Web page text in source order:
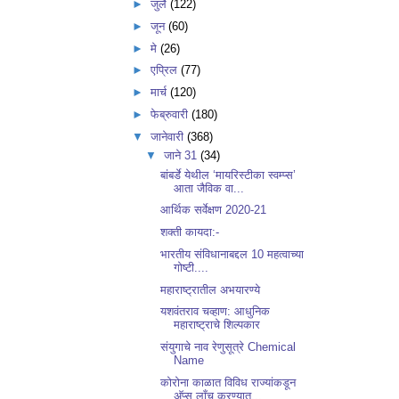
► जुलै (122)
► जून (60)
► मे (26)
► एप्रिल (77)
► मार्च (120)
► फेब्रुवारी (180)
▼ जानेवारी (368)
▼जाने 31(34)
बांबर्डे येथील ‘मायरिस्टीका स्वम्प्स’
आता जैविक वा...
आर्थिक सर्वेक्षण 2020-21
शक्ती कायदा:-
भारतीय संविधानाबद्दल 10 महत्वाच्या
गोष्टी....
महाराष्ट्रातील अभयारण्ये
यशवंतराव चव्हाण: आधुनिक
महाराष्ट्राचे शिल्पकार
संयुगाचे नाव रेणुसूत्रे Chemical
Name
कोरोना काळात विविध राज्यांकडून
अ‍ॅप्स लाँच करण्यात...